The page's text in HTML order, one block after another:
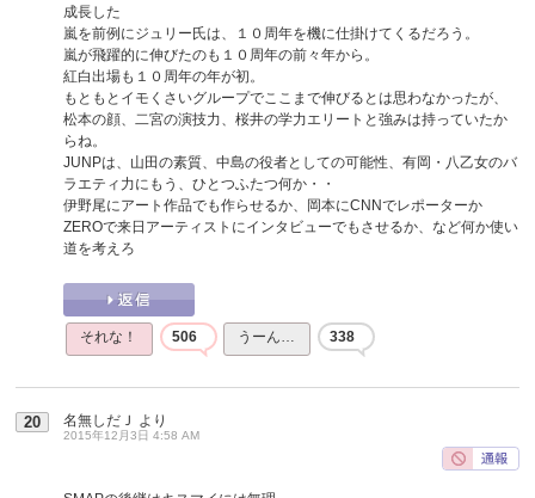
成長した
嵐を前例にジュリー氏は、１０周年を機に仕掛けてくるだろう。
嵐が飛躍的に伸びたのも１０周年の前々年から。
紅白出場も１０周年の年が初。
もともとイモくさいグループでここまで伸びるとは思わなかったが、
松本の顔、二宮の演技力、桜井の学力エリートと強みは持っていたか
らね。
JUNPは、山田の素質、中島の役者としての可能性、有岡・八乙女のバ
ラエティ力にもう、ひとつふたつ何か・・
伊野尾にアート作品でも作らせるか、岡本にCNNでレポーターか
ZEROで来日アーティストにインタビューでもさせるか、など何か使い
道を考えろ
それな！ 506 うーん… 338
20 名無しだＪ より
2015年12月3日 4:58 AM